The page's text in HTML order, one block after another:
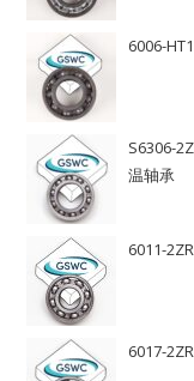
6006-
S6306-
温轴承
6011-
6017-